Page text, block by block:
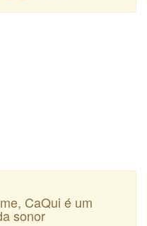
CaQui é um
sonor